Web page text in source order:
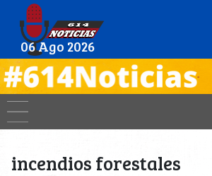
06 Ago 2026
incendios forestales